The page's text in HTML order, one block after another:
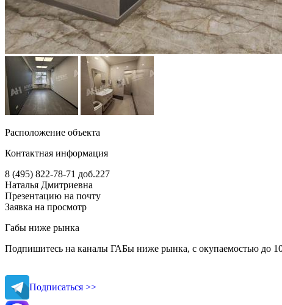
Расположение объекта
Контактная информация
8 (495) 822-78-71 доб.227
Наталья Дмитриевна
Презентацию на почту
Заявка на просмотр
Габы ниже рынка
Подпишитесь на каналы ГАБы ниже рынка, с окупаемостью до
Подписаться >>